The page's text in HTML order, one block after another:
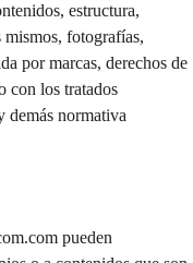
estructura,
fotografías,
por marcas, derechos de
con los tratados
demás normativa
pueden